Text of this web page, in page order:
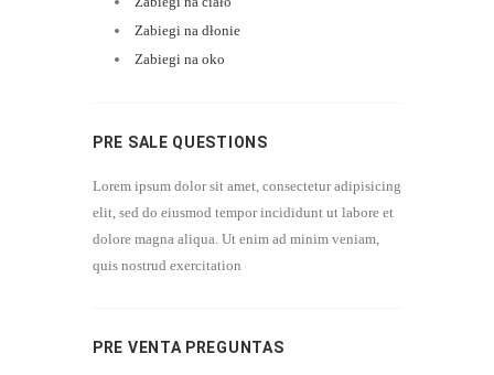
Zabiegi na dłonie
Zabiegi na oko
PRE SALE QUESTIONS
Lorem ipsum dolor sit amet, consectetur adipisicing
elit, sed do eiusmod tempor incididunt ut labore et
dolore magna aliqua. Ut enim ad minim veniam,
quis nostrud exercitation
PRE VENTA PREGUNTAS